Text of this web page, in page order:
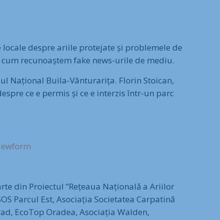
despre ariile protejate și problemele de
recunoaștem fake news-urile de mediu.
Național Buila-Vânturarița. Florin Stoican,
ce e permis și ce e interzis într-un parc
din Proiectul ”Rețeaua Națională a Ariilor
Parcul Est, Asociația Societatea Carpatină
EcoTop Oradea, Asociația Walden,